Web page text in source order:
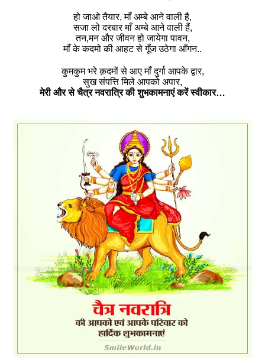
हो जाओ तैयार, माँ अम्बे आने वाली है,
सजा लो दरबार माँ अम्बे आने वाली हैं,
तन,मन और जीवन हो जायेगा पावन,
माँ के कदमो की आहट से गूँज उठेगा आँगन..
कुमकुम भरे क़दमों से आए माँ दुर्गा आपके द्वार,
सुख संपत्ति मिले आपको अपार,
मेरी और से चैत्र नवरात्रि की शुभकामनाएं करें स्वीकार…